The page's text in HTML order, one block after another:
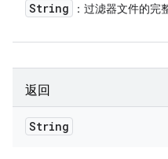
String ：过滤器文件的完
返回
String